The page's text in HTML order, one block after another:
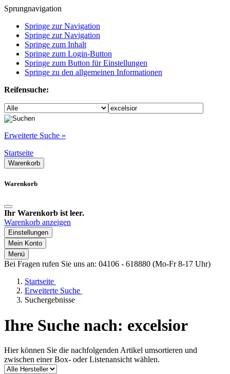
Sprungnavigation
Springe zur Navigation
Springe zur Navigation
Springe zum Inhalt
Springe zum Login-Button
Springe zum Button für Einstellungen
Springe zu den allgemeinen Informationen
Reifensuche:
Erweiterte Suche »
Startseite
Warenkorb
Warenkorb
Ihr Warenkorb ist leer.
Warenkorb anzeigen
Einstellungen
Mein Konto
Menü
Bei Fragen rufen Sie uns an: 04106 - 618880 (Mo-Fr 8-17 Uhr)
Startseite
Erweiterte Suche
Suchergebnisse
Ihre Suche nach: excelsior
Hier können Sie die nachfolgenden Artikel umsortieren und
zwischen einer Box- oder Listenansicht wählen.